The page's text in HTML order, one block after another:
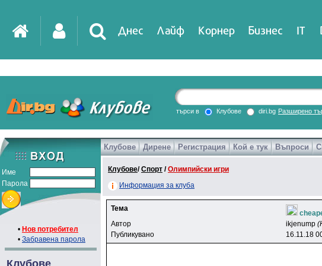
Днес Лайф Корнер Бизнес IT
търси в Клубове diri.bg Разширено
Име
Парола
• Нов потребител
• Забравена парола
Клубове
Клубове Дирене Регистрация Кой е тук Въпроси
Клубове/Спорт /Олимпийски игри
Информация за клуба
Тема
Автор ikjenump
Публикувано
16.11.18